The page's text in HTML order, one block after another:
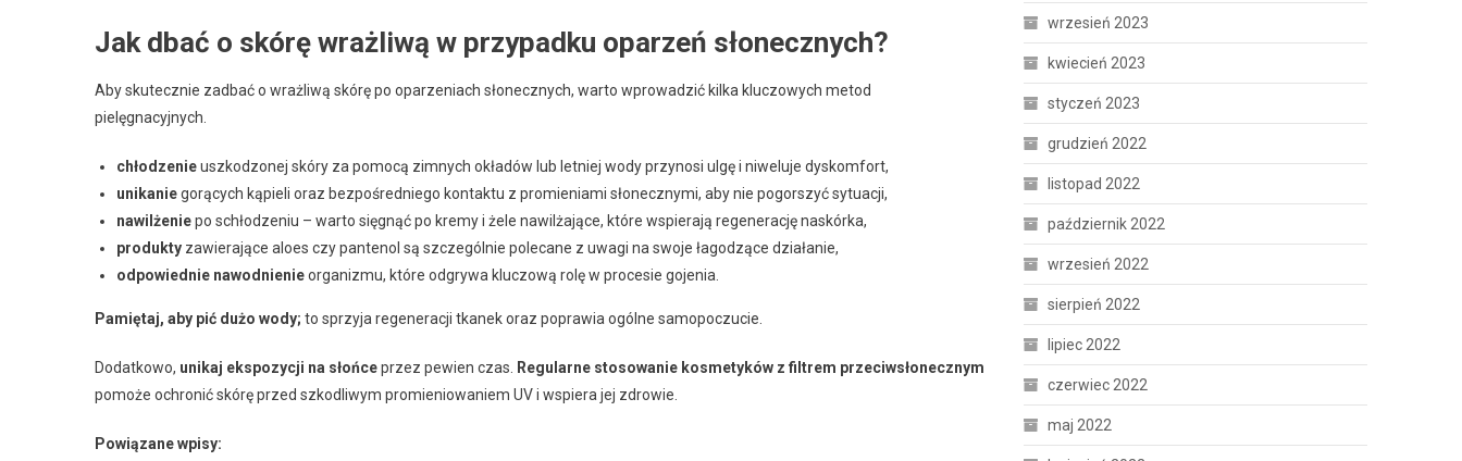
Jak dbać o skórę wrażliwą w przypadku oparzeń słonecznych?
Aby skutecznie zadbać o wrażliwą skórę po oparzeniach słonecznych, warto wprowadzić kilka kluczowych metod
pielęgnacyjnych.
chłodzenieuszkodzonej skóry za pomocą zimnych okładów lub letniej wody przynosi ulgę i niweluje dyskomfort,
unikaniegorących kąpieli oraz bezpośredniego kontaktu z promieniami słonecznymi, aby nie pogorszyć sytuacji,
nawilżeniepo schłodzeniu – warto sięgnąć po kremy i żele nawilżające, które wspierają regenerację naskórka,
produkty zawierające aloes czy pantenol są szczególnie polecane z uwagi na swoje łagodzące działanie,
odpowiednie nawodnienieorganizmu, które odgrywa kluczową rolę w procesie gojenia.
Pamiętaj, aby pić dużo wody; to sprzyja regeneracji tkanek oraz poprawia ogólne samopoczucie.
Dodatkowo, unikaj ekspozycji na słońceprzez pewien czas.
Regularne stosowanie kosmetyków z filtrem przeciwsłonecznym
pomoże ochronić skórę przed szkodliwym promieniowaniem UV i wspiera jej zdrowie.
Powiązane wpisy:
wrzesień 2023
kwiecień 2023
styczeń 2023
grudzień 2022
listopad 2022
październik 2022
wrzesień 2022
sierpień 2022
lipiec 2022
czerwiec 2022
maj 2022